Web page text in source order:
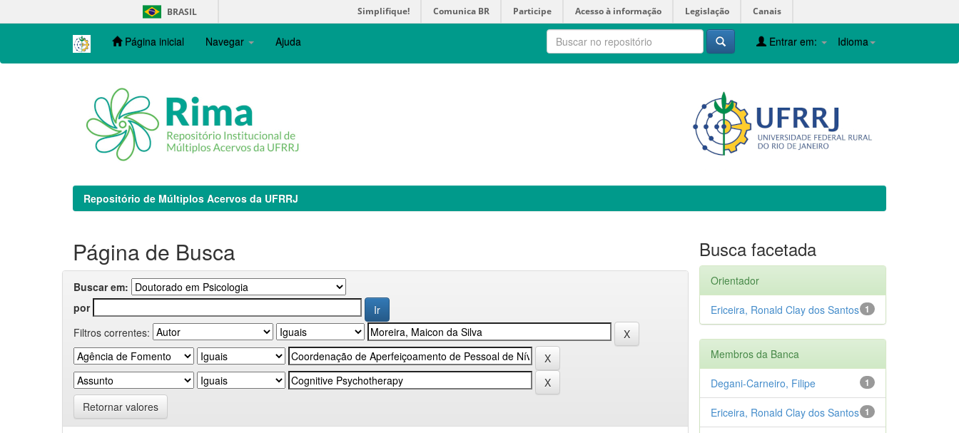
navigation
BRASIL Simplifique! Comunica BR Participe Acesso à informação Legislação Canais
Página inicial Navegar Ajuda Idioma
Entrar em:
Repositório de Múltiplos Acervos da UFRRJ
Página de Busca
Buscar em:
por
Filtros correntes:
Retornar valores
Busca facetada
Orientador
1
Ericeira, Ronald Clay dos Santos
Membros da Banca
1
Degani-Carneiro, Filipe
1
Ericeira, Ronald Clay dos Santos